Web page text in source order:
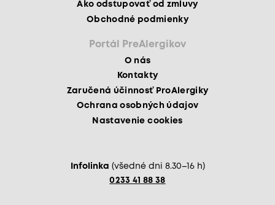
Ako odstupovať od zmluvy
Obchodné podmienky
Portál PreAlergikov
O nás
Kontakty
Zaručená účinnosť ProAlergiky
Ochrana osobných údajov
Nastavenie cookies
Infolinka (všedné dni 8.30–16 h)
0233 41 88 38